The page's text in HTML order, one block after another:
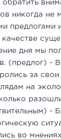
никогда не
предлогами
дня мы
(предлог) - В
за свои
на
-
во